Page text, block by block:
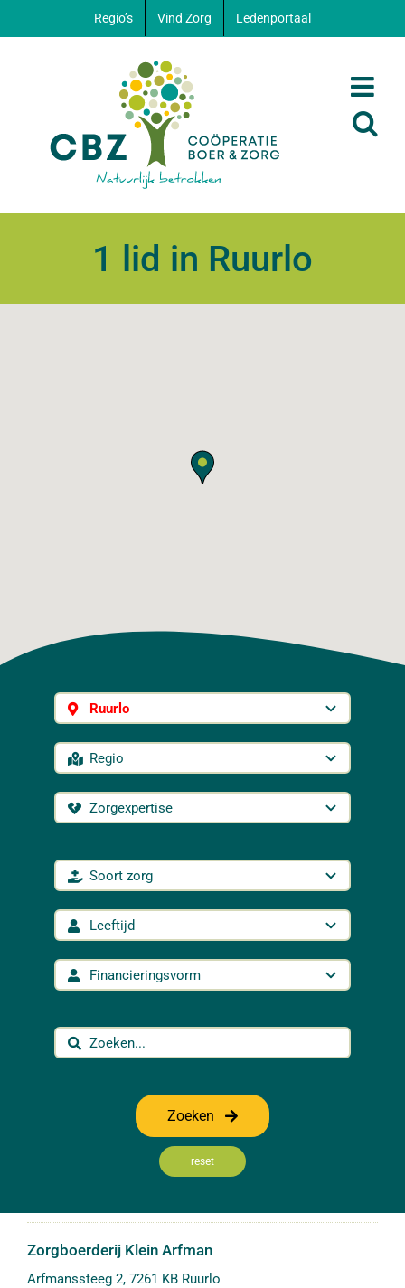
naar
Regio’s Vind Zorg Ledenportaal
1 lid in Ruurlo
Zoeken
reset
Zorgboerderij Klein Arfman
Arfmanssteeg 2, 7261 KB Ruurlo